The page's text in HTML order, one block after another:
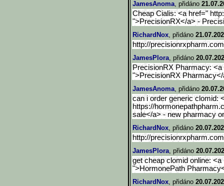
JamesAnoma, přidáno
Cheap Cialis: <a href="
">PrecisionRX</a> -
RichardNox, přidáno
http://
JamesPlora, přidáno
PrecisionRX Pharmacy:
">PrecisionRX
JamesAnoma, přidáno
can i order generic clomid:
https://
sale</a> - new pharmacy
RichardNox, přidáno
http://
JamesPlora, přidáno
get cheap clomid online:
">HormonePath
RichardNox, přidáno